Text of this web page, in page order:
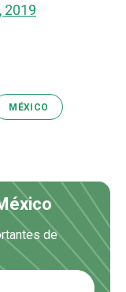
2019
MÉXICO
de